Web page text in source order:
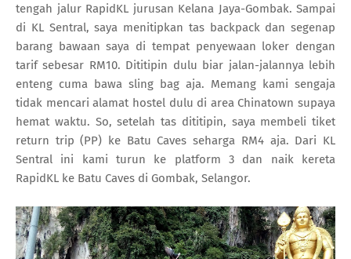
tengah jalur RapidKL jurusan Kelana Jaya-Gombak. Sampai
di KL Sentral, saya menitipkan tas backpack dan segenap
barang bawaan saya di tempat penyewaan loker dengan
tarif sebesar RM10. Dititipin dulu biar jalan-jalannya lebih
enteng cuma bawa sling bag aja. Memang kami sengaja
tidak mencari alamat hostel dulu di area Chinatown supaya
hemat waktu. So, setelah tas dititipin, saya membeli tiket
return trip (PP) ke Batu Caves seharga RM4 aja. Dari KL
Sentral ini kami turun ke platform 3 dan naik kereta
RapidKL ke Batu Caves di Gombak, Selangor.